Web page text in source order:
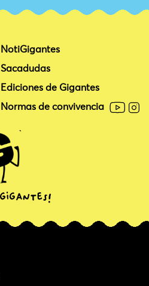
NotiGigantes
Sacadudas
Ediciones de Gigantes
Normas de convivencia